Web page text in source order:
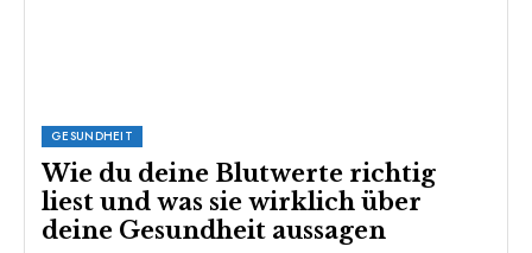
GESUNDHEIT
Wie du deine Blutwerte richtig
liest und was sie wirklich über
deine Gesundheit aussagen